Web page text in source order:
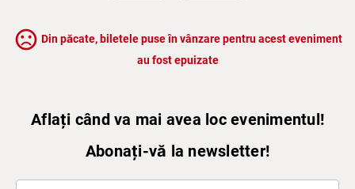
sentiment_very_dissatisfied Din păcate, biletele puse în vânzare pentru acest eveniment
au fost epuizate
Aflați când va mai avea loc evenimentul!
Abonați-vă la newsletter!